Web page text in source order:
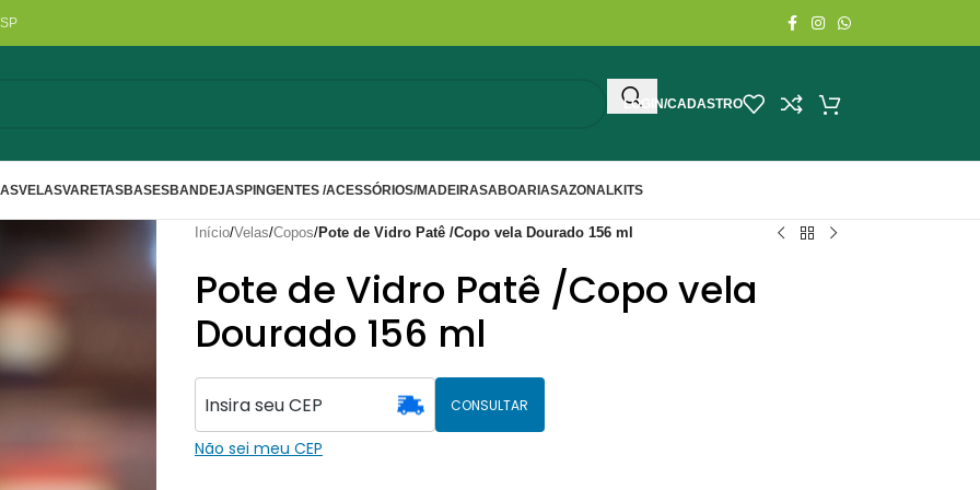
LOGIN/CADASTRO
VELASVARETASBASESBANDEJASPINGENTES /ACESSÓRIOS/MADEIRASABOARIASAZONALKITS
Início/Velas/Copos/Pote de Vidro Patê /Copo vela Dourado 156 ml
Pote de Vidro Patê /Copo vela
Dourado 156 ml
CONSULTAR
Não sei meu CEP